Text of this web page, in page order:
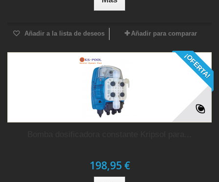
Añadir a la lista de deseos Añadir para comparar
¡OFERTA!
198,95 €